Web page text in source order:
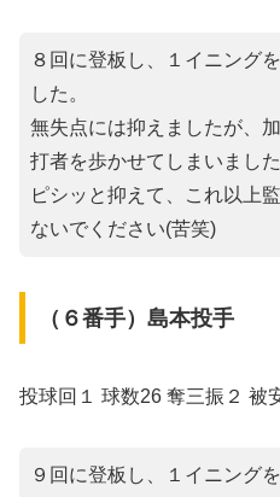
８回に登板し、１イニング
した。
無失点には抑えましたが、
打者を歩かせてしまいました
ピシッと抑えて、これ以上
ないでください(苦笑)
（６番手）島本投手
投球回１ 球数26 奪三振２ 被
９回に登板し、１イニング